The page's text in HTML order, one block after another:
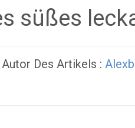
süßes
Autor Des Artikels :